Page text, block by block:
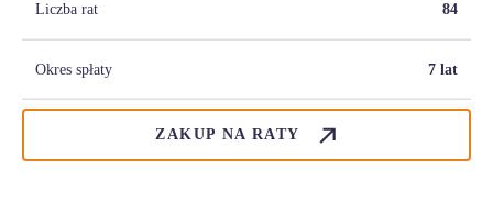
Liczba rat 84
Okres spłaty 7 lat
ZAKUP NA RATY